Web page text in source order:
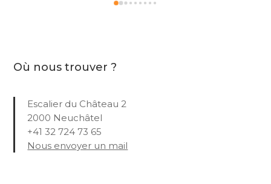
Où nous trouver ?
Escalier du Château 2
2000 Neuchâtel
+41 32 724 73 65
Nous envoyer un mail